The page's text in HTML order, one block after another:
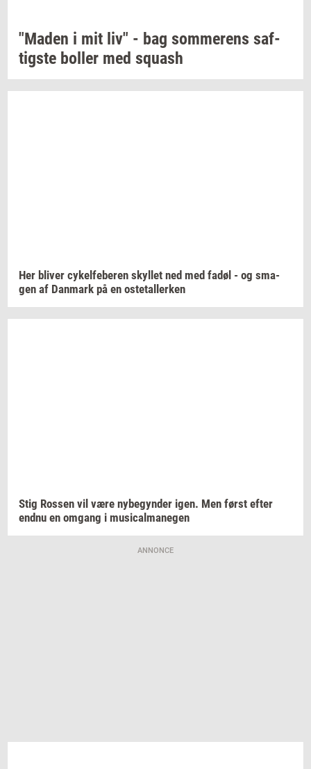
"Maden i mit liv" - bag som­me­rens saf­
tig­ste bol­ler med squash
Her bli­ver cy­kel­fe­be­ren skyl­let ned med fadøl - og sma­
gen af Dan­mark på en oste­tal­ler­ken
Stig Ros­sen vil være ny­be­gyn­der igen. Men først efter
endnu en om­gang i mu­si­cal­ma­ne­gen
ANNONCE